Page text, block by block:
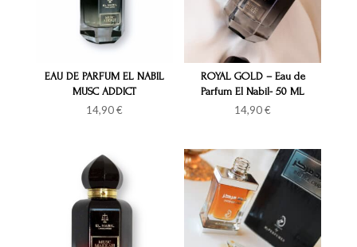
EAU DE PARFUM EL NABIL
MUSC ADDICT
14,90€
ROYAL GOLD – Eau de
Parfum El Nabil- 50 ML
14,90€